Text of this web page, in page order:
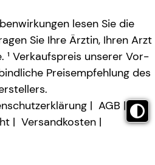
lesen Sie die
Sie Ihre Ärztin, Ihren Arzt
¹ Verkaufspreis unserer Vor-
Preisempfehlung des
AGB
Versandkosten